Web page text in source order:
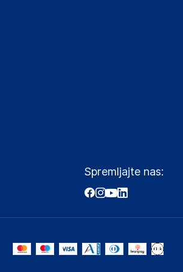
Spremljajte nas: